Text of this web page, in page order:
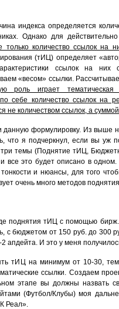
индекса определяется
Однако для
только количество ссылок на
(тИЦ) определяет
ссылок на них
«весом» ссылки.
роль играет
себе количество ссылок на
не количеством ссылок, а
данную формулировку. Из выше
что я подчеркнул, если вы уж
три темы (Поднятие тИЦ,
все это будет описано в
и нюансы, для того
очень много методов
поднятия тИЦ с помощью
с бюджетом от 150 руб. до 300
апдейта. И это у меня
тИЦ на минимум от 10-30,
ссылки. Создаем
этапе вы должны назвать
(Футбол/Клубы) моя
Реал».